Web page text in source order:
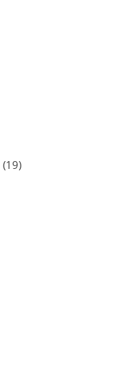
(19)